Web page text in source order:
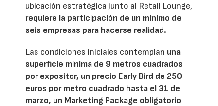
ubicación estratégica junto al Retail Lounge,
requiere la participación de un mínimo de
seis empresas para hacerse realidad.
Las condiciones iniciales contemplan una
superficie mínima de 9 metros cuadrados
por expositor, un precio Early Bird de 250
euros por metro cuadrado hasta el 31 de
marzo, un Marketing Package obligatorio